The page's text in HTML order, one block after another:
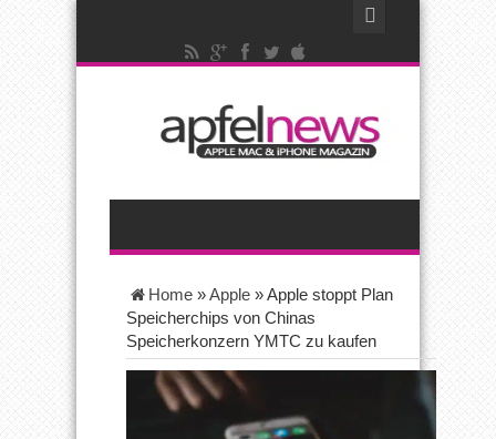
Home »Apple »Apple stoppt Plan
Speicherchips von Chinas
Speicherkonzern YMTC zu kaufen